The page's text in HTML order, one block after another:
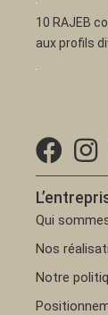
10 RAJEB
aux profils
Qui
Nos
Notre